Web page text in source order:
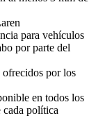
para vehículos
por parte del
ofrecidos por los
en todos los
cada política